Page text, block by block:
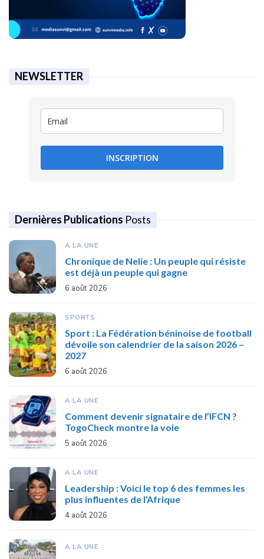
NEWSLETTER
INSCRIPTION
Dernières Publications Posts
A LA UNE
Chronique de Nelie : Un peuple qui résiste
est déjà un peuple qui gagne
6 août 2026
SPORTS
Sport : La Fédération béninoise de football
dévoile son calendrier de la saison 2026 –
2027
6 août 2026
A LA UNE
Comment devenir signataire de l’IFCN ?
TogoCheck montre la voie
5 août 2026
A LA UNE
Leadership : Voici le top 6 des femmes les
plus influentes de l’Afrique
4 août 2026
A LA UNE